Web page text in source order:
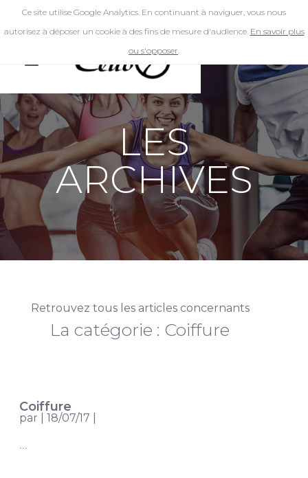
Ce site utilise Google Analytics. En continuant à naviguer, vous nous
autorisez à déposer un cookie à des fins de mesure d'audience. En savoir plus
ou s'opposer.
LES
ARCHIVES
Retrouvez tous les articles concernants
La catégorie : Coiffure
Coiffure
par |18/07/17